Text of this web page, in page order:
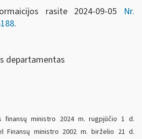
rasite 2024-09-05 Nr.
.
departamentas
finansų ministro 2024 m. rugpjūčio 1 d.
Finansų ministro 2002 m. birželio 21 d.